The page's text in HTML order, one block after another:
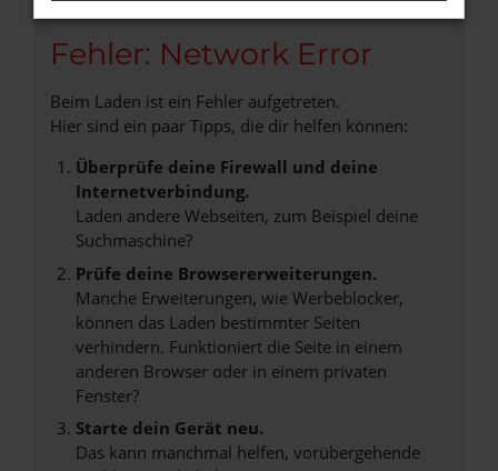
Fehler: Network Error
Beim Laden ist ein Fehler aufgetreten.
Hier sind ein paar Tipps, die dir helfen können:
Überprüfe deine Firewall und deine
Internetverbindung.
Laden andere Webseiten, zum Beispiel deine
Suchmaschine?
Prüfe deine Browsererweiterungen.
Manche Erweiterungen, wie Werbeblocker,
können das Laden bestimmter Seiten
verhindern. Funktioniert die Seite in einem
anderen Browser oder in einem privaten
Fenster?
Starte dein Gerät neu.
Das kann manchmal helfen, vorübergehende